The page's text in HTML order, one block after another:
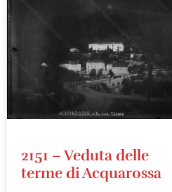
2151 – Veduta delle
terme di Acquarossa